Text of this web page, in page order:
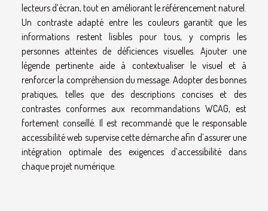
lecteurs d’écran, tout en améliorant le référencement naturel.
Un contraste adapté entre les couleurs garantit que les
informations restent lisibles pour tous, y compris les
personnes atteintes de déficiences visuelles. Ajouter une
légende pertinente aide à contextualiser le visuel et à
renforcer la compréhension du message. Adopter des bonnes
pratiques, telles que des descriptions concises et des
contrastes conformes aux recommandations WCAG, est
fortement conseillé. Il est recommandé que le responsable
accessibilité web supervise cette démarche afin d’assurer une
intégration optimale des exigences d’accessibilité dans
chaque projet numérique.